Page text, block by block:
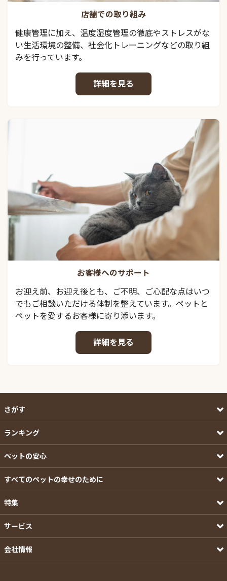
店舗での取り組み
健康管理に加え、温度湿度管理の徹底やストレスがな
い生活環境の整備、社会化トレーニングなどの取り組
みを行っています。
詳細を見る
お客様へのサポート
お迎え前、お迎え後とも、ご不明、ご心配な点はいつ
でもご相談いただける体制を整えています。ペットと
ペットを愛するお客様に寄り添います。
詳細を見る
さがす
ランキング
ペットの安心
すべてのペットの幸せのために
特集
サービス
会社情報